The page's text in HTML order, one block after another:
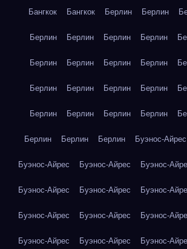
Бангкок Бангкок Берлин Берлин
Берлин Берлин Берлин Берлин
Берлин Берлин Берлин Берлин
Берлин Берлин Берлин Берлин
Берлин Берлин Берлин Берлин
Берлин Берлин Берлин Буэнос-Айрес
Буэнос-Айрес Буэнос-Айрес Буэнос-
Буэнос-Айрес Буэнос-Айрес Буэнос-
Буэнос-Айрес Буэнос-Айрес Буэнос-
Буэнос-Айрес Буэнос-Айрес Буэнос-